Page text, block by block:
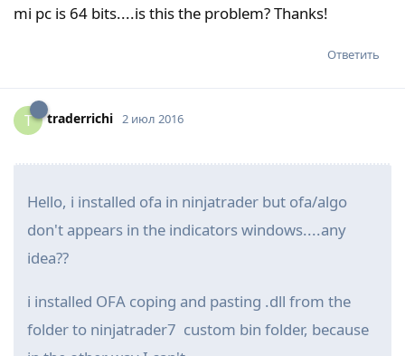
mi pc is 64 bits....is this the problem? Thanks!
Ответить
T traderrichi 2 июл 2016
Hello, i installed ofa in ninjatrader but ofa/algo
don't appears in the indicators windows....any
idea??
i installed OFA coping and pasting .dll from the
folder to ninjatrader7 custom bin folder, because